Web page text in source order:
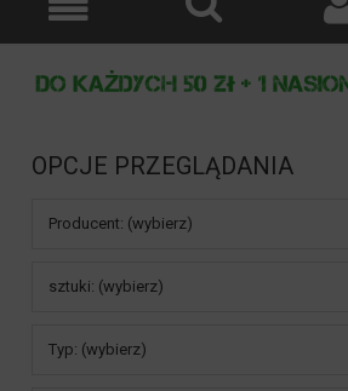
OPCJE PRZEGLĄDANIA
Producent: (wybierz)
sztuki: (wybierz)
Typ: (wybierz)